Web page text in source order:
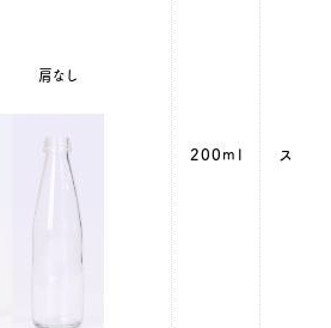
肩なし
200ml スクリ